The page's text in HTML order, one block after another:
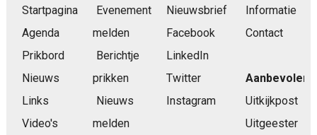
Startpagina
Agenda
Prikbord
Nieuws
Links
Video's
Evenement
melden
Berichtje
prikken
Nieuws
melden
Nieuwsbrief
Facebook
LinkedIn
Twitter
Instagram
Informatie
Contact
Aanbevolen
Uitkijkpost
Uitgeester